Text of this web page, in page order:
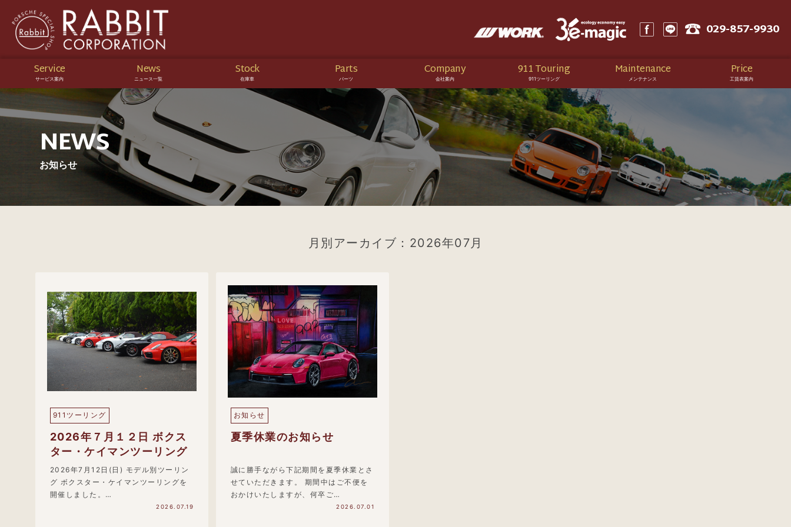
029-857-9930
Service
サービス案内
News
ニュース一覧
Stock
在庫車
Parts
パーツ
Company
会社案内
911 Touring
911ツーリング
Maintenance
メンテナンス
Price
工賃表案内
NEWS
お知らせ
月別アーカイブ：2026年07月
911ツーリング
2026年７月１２日 ボクス
ター・ケイマンツーリング
2026年7月12日(日) モデル別ツーリン
グ ボクスター・ケイマンツーリングを
開催しました。…
2026.07.19
お知らせ
夏季休業のお知らせ
誠に勝手ながら下記期間を夏季休業とさ
せていただきます。 期間中はご不便を
おかけいたしますが、何卒ご…
2026.07.01